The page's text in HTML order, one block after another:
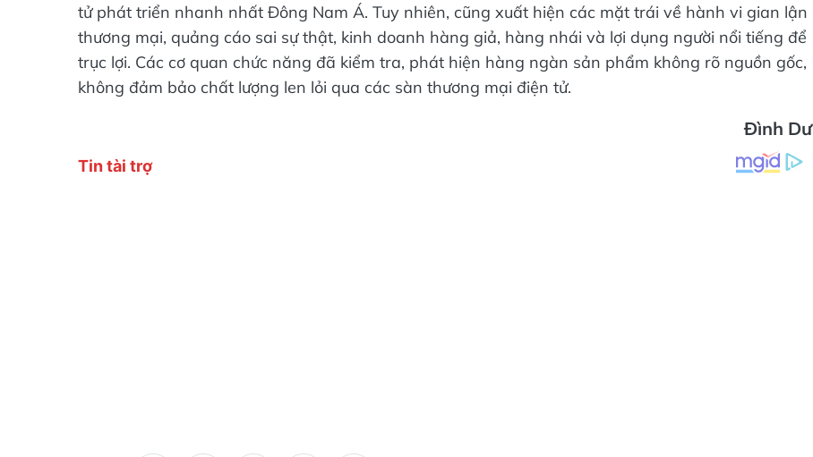
tử phát triển nhanh nhất Đông Nam Á. Tuy nhiên, cũng xuất hiện các mặt trái về hành vi gian lận
thương mại, quảng cáo sai sự thật, kinh doanh hàng giả, hàng nhái và lợi dụng người nổi tiếng để
trục lợi. Các cơ quan chức năng đã kiểm tra, phát hiện hàng ngàn sản phẩm không rõ nguồn gốc,
không đảm bảo chất lượng len lỏi qua các sàn thương mại điện tử.
Đình Dư